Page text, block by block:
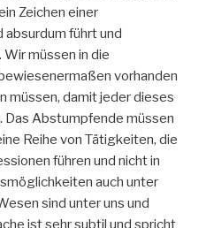
Zeichen einer
führt und
müssen in die
vorhanden
müssen, damit jeder dieses
Das Abstumpfende müssen
Reihe von Tätigkeiten, die
führen und nicht in
auch unter
sind unter uns und
ist sehr subtil und spricht